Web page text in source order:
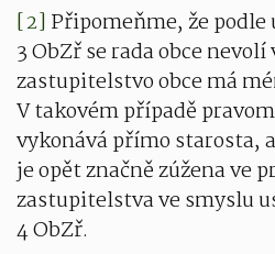
[2] Připomeňme, že podle
3 ObZř se rada obce
zastupitelstvo obce má
V takovém případě
vykonává přímo starosta,
je opět značně zúžena ve
zastupitelstva ve smyslu
4 ObZř.